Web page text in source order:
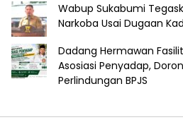
Wabup Sukabumi
Narkoba Usai Dugaan
Dadang Hermawan
Asosiasi Penyadap,
Perlindungan BPJS